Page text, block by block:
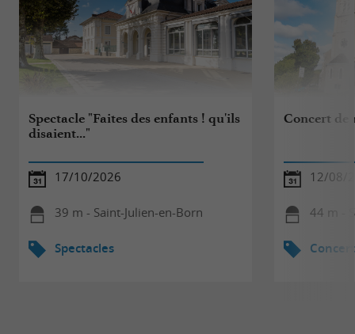
Spectacle "Faites des enfants ! qu'ils
disaient..."
17/10/2026
39 m - Saint-Julien-en-Born
Spectacles
Concert de
12/08/
44 m -